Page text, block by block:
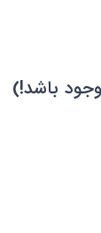
باشد!)